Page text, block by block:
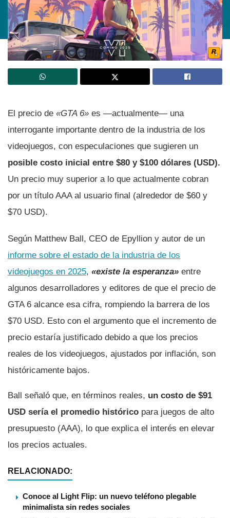
El precio de «GTA 6» es —actualmente— una
interrogante importante dentro de la industria de los
videojuegos, con especulaciones que sugieren un
posible costo inicial entre $80 y $100 dólares (USD).
Un precio muy superior a lo que actualmente cobran
por un título AAA al usuario final (alrededor de $60 y
$70 USD).
Según Matthew Ball, CEO de Epyllion y autor de un
informe sobre el estado de la industria de los
videojuegos en 2025, «existe la esperanza» entre
algunos desarrolladores y editores de que el precio de
GTA 6 alcance esa cifra, rompiendo la barrera de los
$70 USD. Esto con el argumento que el incremento de
precio estaría justificado debido a que los precios
reales de los videojuegos, ajustados por inflación, son
históricamente bajos.
Ball señaló que, en términos reales, un costo de $91
USD sería el promedio histórico para juegos de alto
presupuesto (AAA), lo que explica el interés en elevar
los precios actuales.
RELACIONADO:
Conoce al Light Flip: un nuevo teléfono plegable
minimalista sin redes sociales